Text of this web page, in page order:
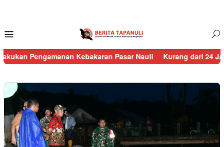
Mobile
Kebakaran Pasar Nauli Kurang dari 24 Jam, Polisi